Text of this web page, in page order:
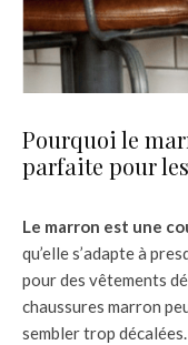
Pourquoi le
parfaite pour
Le marron est une
qu’elle s’adapte à
pour des vêtements
chaussures marron
sembler trop